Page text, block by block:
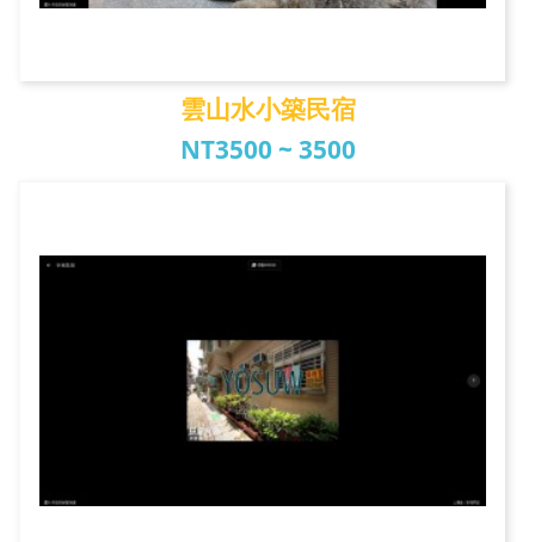
雲山水小築民宿
NT3500 ~ 3500